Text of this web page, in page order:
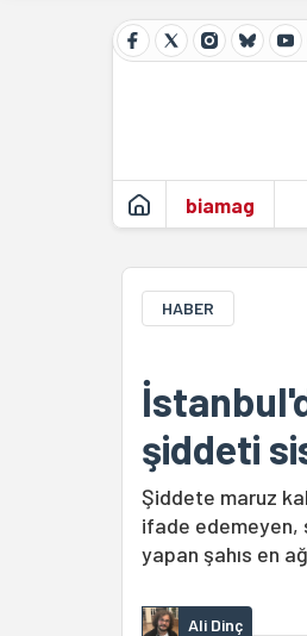
biamag
HABER
şiddeti
Şiddete maruz
ifade edemeyen,
yapan şahıs en
Ali Dinç